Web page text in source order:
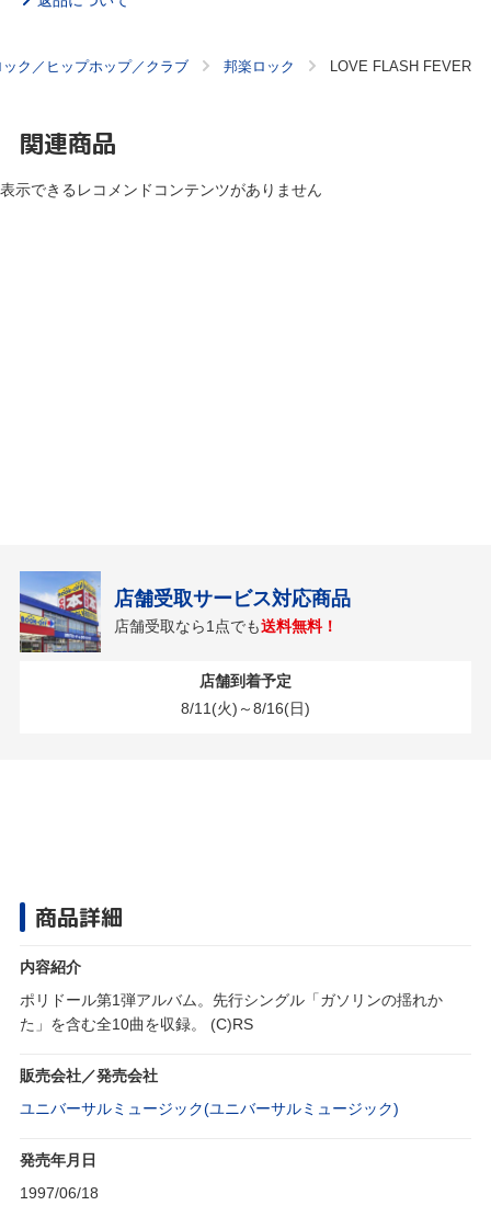
ック／ヒップホップ／クラブ 邦楽ロック LOVE FLASH FEVER
関連商品
表示できるレコメンドコンテンツがありません
店舗受取サービス対応商品
店舗受取なら1点でも送料無料！
店舗到着予定
8/11(火)～8/16(日)
商品詳細
内容紹介
ポリドール第1弾アルバム。先行シングル「ガソリンの揺れか
た」を含む全10曲を収録。 (C)RS
販売会社／発売会社
ユニバーサルミュージック(ユニバーサルミュージック)
発売年月日
1997/06/18